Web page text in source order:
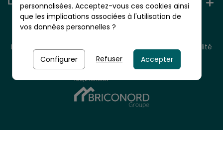
Mentions légales
Politique de confidentialité
Politique de cookies
Groupe Briconord
personnalisées. Acceptez-vous ces cookies ainsi
que les implications associées à l'utilisation de
vos données personnelles ?
Configurer Refuser Accepter